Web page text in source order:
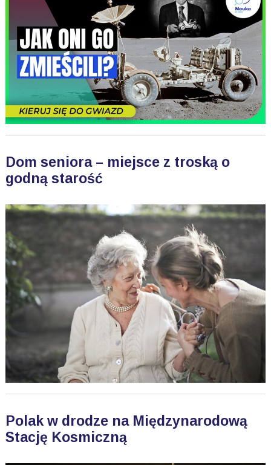
Dom seniora – miejsce z troską o
godną starość
Polak w drodze na Międzynarodową
Stację Kosmiczną